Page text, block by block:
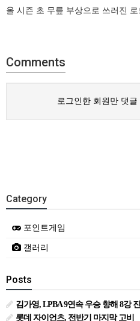
올 시즌 초 무릎 부상으로 쓰러진
Comments
로그인한 회원만 댓
Category
포인트게임
갤러리
Posts
김가영, LPBA 9연속 우승 향해 8강
롯데 자이언츠, 전반기 마지막 고비